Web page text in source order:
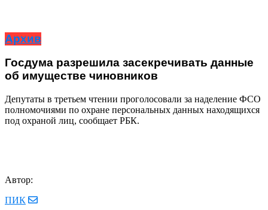
Архив
Госдума разрешила засекречивать данные
об имуществе чиновников
Депутаты в третьем чтении проголосовали за наделение ФСО
полномочиями по охране персональных данных находящихся
под охраной лиц, сообщает РБК.
Автор:
ПИК